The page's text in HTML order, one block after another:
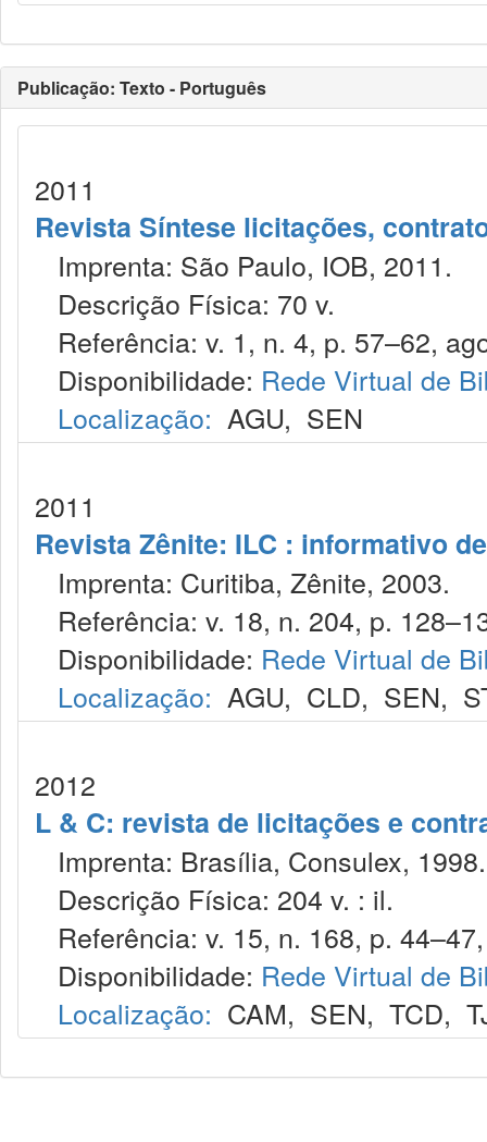
Publicação: Texto - Português
2011
Revista Síntese licitações,
Imprenta: São Paulo, IOB, 2011.
Descrição Física: 70 v.
Referência: v. 1, n. 4, p. 57–62,
Disponibilidade: Rede Virtual de
Localização: AGU, SEN
2011
Revista Zênite: ILC : informativo
Imprenta: Curitiba, Zênite, 2003.
Referência: v. 18, n. 204, p.
Disponibilidade: Rede Virtual de
Localização: AGU, CLD, SEN,
2012
L & C: revista de licitações e
Imprenta: Brasília, Consulex, 1998.
Descrição Física: 204 v. : il.
Referência: v. 15, n. 168, p.
Disponibilidade: Rede Virtual de
Localização: CAM, SEN, TCD,